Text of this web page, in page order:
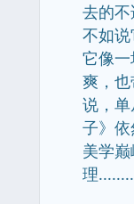
去的不
不如说
它像
爽，
说，
子》依
美学
理